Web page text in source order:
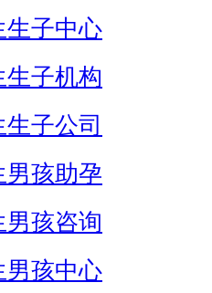
生子中心
生子机构
子公司
男孩助孕
男孩咨询
男孩中心